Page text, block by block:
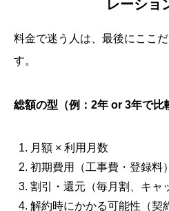
レーショ
料金で迷う人は、最後にここ
す。
総額の型（例：2年 or 3年で比
月額 × 利用月数
初期費用（工事費・登録料）
割引・還元（毎月割、キャ
解約時にかかる可能性（契